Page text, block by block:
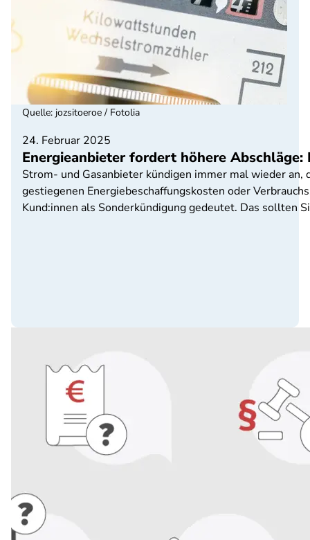
24. Februar 2025
Energieanbieter fordert höhere Abschläge:
Strom- und Gasanbieter kündigen immer mal wieder
gestiegenen Energiebeschaffungskosten oder
Kund:innen als Sonderkündigung gedeutet. Das sollten
Quelle: jozsitoeroe / Fotolia